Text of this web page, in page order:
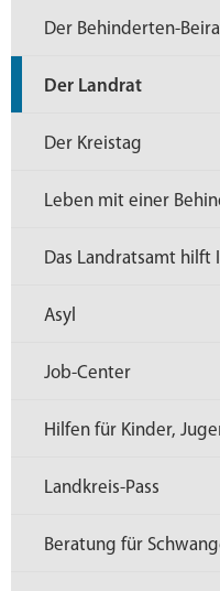
Der Behinderten-
Der Landrat
Der Kreistag
Leben mit einer
Das Landratsamt hilft
Asyl
Job-Center
Hilfen für Kinder,
Landkreis-Pass
Beratung für